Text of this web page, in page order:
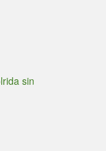
sin